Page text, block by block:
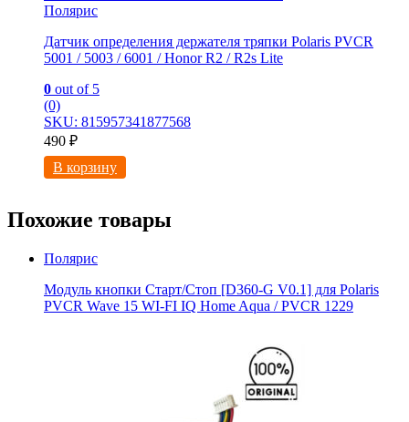
Полярис
Датчик определения держателя тряпки Polaris PVCR
5001 / 5003 / 6001 / Honor R2 / R2s Lite
0 out of 5
(0)
SKU: 815957341877568
490 ₽
В корзину
Похожие товары
Полярис
Модуль кнопки Старт/Стоп [D360-G V0.1] для Polaris
PVCR Wave 15 WI-FI IQ Home Aqua / PVCR 1229